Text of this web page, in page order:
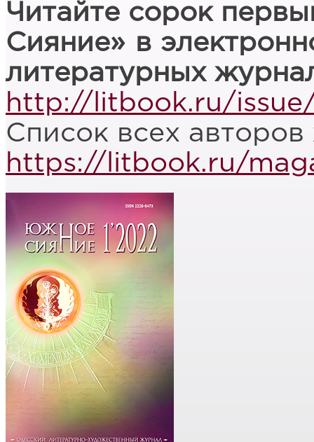
Читайте сорок
Сияние» в
литературных
http://litbook.ru/
Список всех
https://litbook.ru/